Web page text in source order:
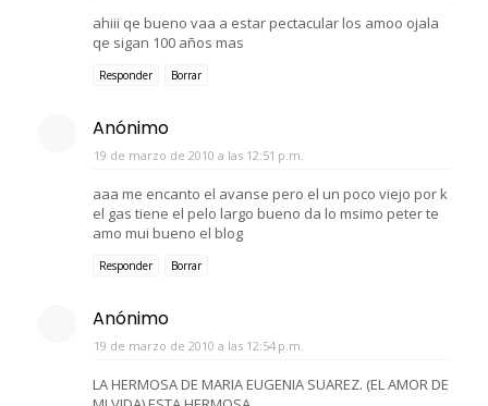
ahiii qe bueno vaa a estar pectacular los amoo ojala
qe sigan 100 años mas
Responder Borrar
Anónimo
19 de marzo de 2010 a las 12:51 p.m.
aaa me encanto el avanse pero el un poco viejo por k
el gas tiene el pelo largo bueno da lo msimo peter te
amo mui bueno el blog
Responder Borrar
Anónimo
19 de marzo de 2010 a las 12:54 p.m.
LA HERMOSA DE MARIA EUGENIA SUAREZ. (EL AMOR DE